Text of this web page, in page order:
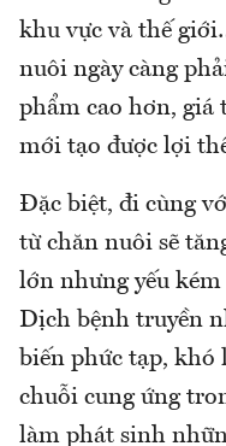
khu vực và thế
nuôi ngày càng
phẩm cao hơn, giá
mới tạo được lợi
Đặc biệt, đi cùng
từ chăn nuôi sẽ
lớn nhưng yếu
Dịch bệnh truyền
biến phức tạp, khó
chuỗi cung ứng
làm phát sinh